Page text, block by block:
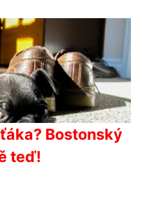
Bostonský
teď!